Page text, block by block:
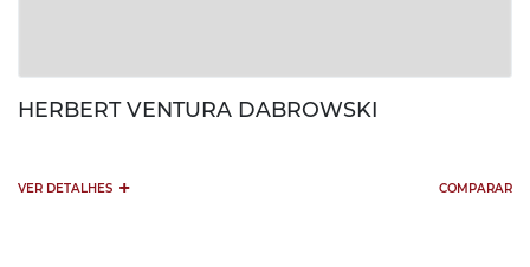
HERBERT VENTURA DABROWSKI
VER DETALHES + COMPARAR